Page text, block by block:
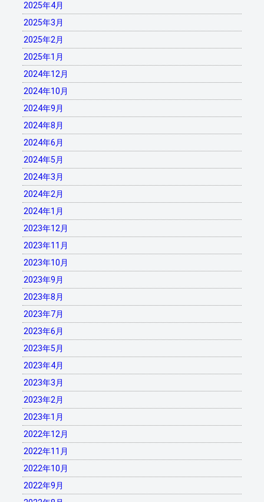
2025年4月
2025年3月
2025年2月
2025年1月
2024年12月
2024年10月
2024年9月
2024年8月
2024年6月
2024年5月
2024年3月
2024年2月
2024年1月
2023年12月
2023年11月
2023年10月
2023年9月
2023年8月
2023年7月
2023年6月
2023年5月
2023年4月
2023年3月
2023年2月
2023年1月
2022年12月
2022年11月
2022年10月
2022年9月